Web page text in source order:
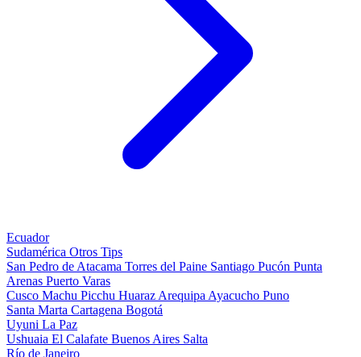
Ecuador
Sudamérica Otros Tips
San Pedro de Atacama Torres del Paine Santiago Pucón Punta
Arenas Puerto Varas
Cusco Machu Picchu Huaraz Arequipa Ayacucho Puno
Santa Marta Cartagena Bogotá
Uyuni La Paz
Ushuaia El Calafate Buenos Aires Salta
Río de Janeiro